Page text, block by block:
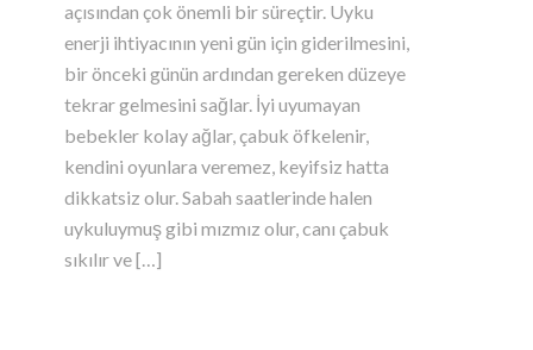
açısından çok önemli bir süreçtir. Uyku
enerji ihtiyacının yeni gün için giderilmesini,
bir önceki günün ardından gereken düzeye
tekrar gelmesini sağlar. İyi uyumayan
bebekler kolay ağlar, çabuk öfkelenir,
kendini oyunlara veremez, keyifsiz hatta
dikkatsiz olur. Sabah saatlerinde halen
uykuluymuş gibi mızmız olur, canı çabuk
sıkılır ve […]